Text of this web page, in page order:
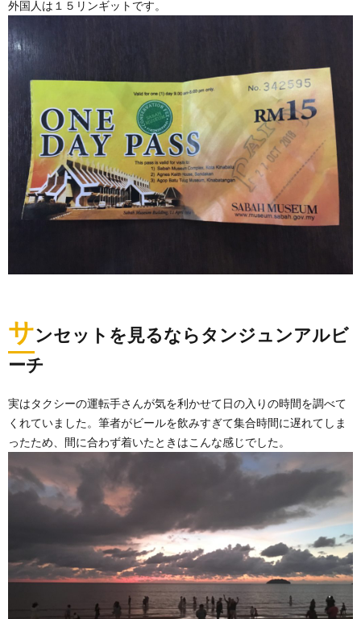
外国人は１５リンギットです。
サンセットを見るならタンジュンアルビ
ーチ
実はタクシーの運転手さんが気を利かせて日の入りの時間を調べて
くれていました。筆者がビールを飲みすぎて集合時間に遅れてしま
ったため、間に合わず着いたときはこんな感じでした。